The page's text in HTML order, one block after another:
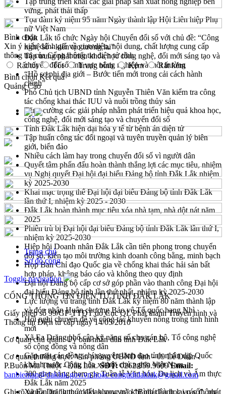
vững, phát thải thấp
Tọa đàm kỷ niệm 95 năm Ngày thành lập Hội Liên hiệp Phụ
nữ Việt Nam
Đắk Lắk tổ chức Ngày hội Chuyển đổi số với chủ đề: “Công
nghệ số - kiến tạo tương lai”
Tập trung phát triển khoa học công nghệ, đổi mới sáng tạo và
chuyển đổi số lĩnh vực nông nghiệp và môi trường
“Hồ sơ phi địa giới – Bước tiến mới trong cải cách hành
chính”
Phó Chủ tịch UBND tỉnh Nguyễn Thiên Văn kiểm tra công
tác chống khai thác IUU và nuôi trồng thủy sản
Tăng cường các giải pháp nhằm phát triển hiệu quả khoa học,
công nghệ, đổi mới sáng tạo và chuyển đổi số
Tỉnh Đắk Lắk hiện đại hóa y tế từ bệnh án điện tử
Tập huấn công tác đối ngoại và tuyên truyền quản lý biên
giới, biển đảo
Nhiều cách làm hay trong chuyển đổi số vì người dân
Quyết tâm phấn đấu hoàn thành thắng lợi các mục tiêu, nhiệm
vụ Nghị quyết Đại hội đại biểu Đảng bộ tỉnh Đắk Lắk nhiệm
kỳ 2025-2030
Khai mạc trọng thể Đại hội đại biểu Đảng bộ tỉnh Đắk Lắk
lần thứ I, nhiệm kỳ 2025 - 2030
Đắk Lắk hoàn thành mục tiêu xóa nhà tạm, nhà dột nát năm
2025
Phiên trù bị Đại hội đại biểu Đảng bộ tỉnh Đắk Lắk lần thứ I,
nhiệm kỳ 2025-2030
Hiệp hội Doanh nhân Đắk Lắk cần tiên phong trong chuyển
đổi số, kiến tạo môi trường kinh doanh công bằng, minh bạch
Họp Ban Chỉ đạo Quốc gia về chống khai thác hải sản bất
hợp pháp, không báo cáo và không theo quy định
Đại hội Đảng bộ cấp cơ sở góp phần vào thanh công Đại hội
đại biểu Đảng bộ tỉnh lần thứ nhất, nhiệm kỳ 2025-2030
Lực lượng vũ trang tỉnh Đắk Lắk kỷ niệm 80 năm thành lập
và đón nhận Huân chương Bảo vệ Tổ quốc hạng Nhì
Hội nghị chuyên đề về công tác khuyến nông trong tình hình
mới
Xã Ea Drăng phổ cập kỹ năng số cho cán bộ, Tổ công nghệ
số cộng đồng và nông dân
Gặp mặt các đồng chí nguyên lãnh đạo tỉnh nhân dịp Quốc
khánh nước Cộng hòa xã hội chủ nghĩa Việt Nam
300 gian hàng tham gia Tuần lễ Văn hóa, Du lịch và Ẩm thực
Đắk Lắk năm 2025
Xã Ea Drăng thúc đẩy phong trào “Bình dân học vụ số”, phát
Bình chọn
Xin ý kiến đánh giá về giao diện, nội dung, chất lượng cung cấp
thông tin của Cổng thông tin điện tử tỉnh
Rất tốt
Tốt Trung bình Kém
Rất kém
Bình chọnKết quả
Quảng Cáo
Trang chủ
Sơ đồ cổng
Toggle navigation
CỔNG THÔNG TIN ĐIỆN TỬ TỈNH ĐẮK LẮK
Giấy phép số 99/GP-TTĐT do Cục QL Phát thanh Truyền hình và
Thông tin Điện tử cấp ngày 14/05/2010
Cơ quan chủ quản: Ủy ban nhân dân tỉnh Đắk Lắk
Cơ quan thường trực: Văn phòng UBND tỉnh - 09 Lê Duẩn -
P.Buôn Ma Thuột - Đắk Lắk.SĐT:0262.859.9699Email:
banbientap@daklak.gov.vn hoặc congttdtdaklak@gmail.com
Ghi rõ nguồn tin "http://daklak.gov.vn" khi phát hành lại các thông